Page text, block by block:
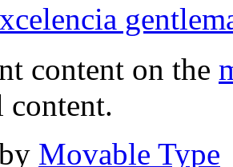
content on the
Movable Type